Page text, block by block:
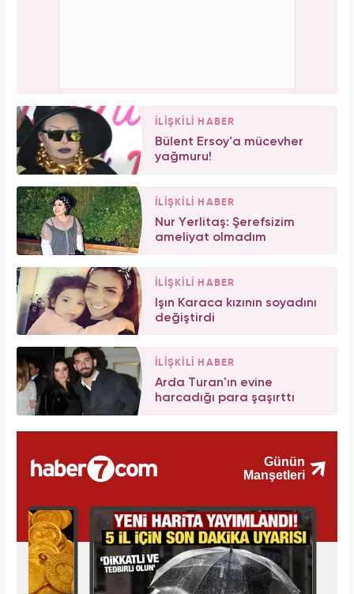
İLİŞKİLİ HABER
Bülent Ersoy'a mücevher
yağmuru!
İLİŞKİLİ HABER
Nur Yerlitaş: Şerefsizim
ameliyat olmadım
İLİŞKİLİ HABER
Işın Karaca kızının soyadını
değiştirdi
İLİŞKİLİ HABER
Arda Turan'ın evine
harcadığı para şaşırttı